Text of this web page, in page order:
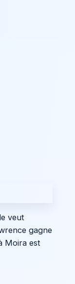
veut
gagne
Moira est